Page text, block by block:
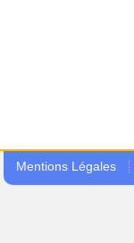
Mentions Légales